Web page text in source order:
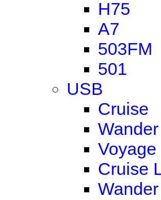
H75
A7
503FM
501
USB
Cruise
Wander
Voyage
Cruise